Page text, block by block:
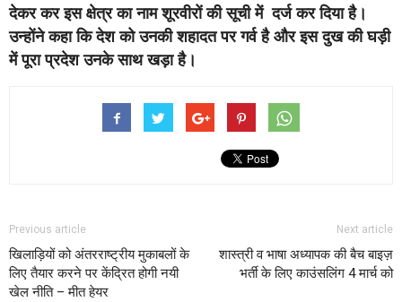
देकर कर इस क्षेत्र का नाम शूरवीरों की सूची में दर्ज कर दिया है।
उन्होंने कहा कि देश को उनकी शहादत पर गर्व है और इस दुख की घड़ी
में पूरा प्रदेश उनके साथ खड़ा है।
Previous article
खिलाड़ियों को अंतरराष्ट्रीय मुकाबलों के
लिए तैयार करने पर केंद्रित होगी नयी
खेल नीति – मीत हेयर
Next article
शास्त्री व भाषा अध्यापक की बैच बाइज़
भर्ती के लिए काउंसलिंग 4 मार्च को